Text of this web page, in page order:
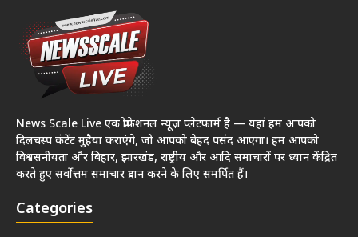
News Scale Live एक प्रोफेशनल न्यूज़ प्लेटफार्म है — यहां हम आपको
दिलचस्प कंटेंट मुहैया कराएंगे, जो आपको बेहद पसंद आएगा। हम आपको
विश्वसनीयता और बिहार, झारखंड, राष्ट्रीय और आदि समाचारों पर ध्यान केंद्रित
करते हुए सर्वोत्तम समाचार प्रदान करने के लिए समर्पित हैं।
Categories